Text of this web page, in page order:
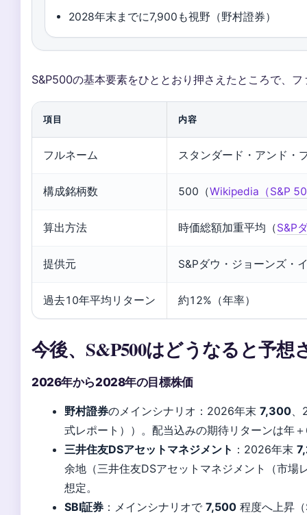
2028年末までに7,900も視野（野村證券）
S&P500の基本要素をひととおり押さえたところで、
項目 内容
フルネーム スタンダード・アンド・
構成銘柄数 500（Wikipedia（S&P
算出方法 時価総額加重平均（S&P
提供元 S&Pダウ・ジョーンズ・
過去10年平均リターン 約12%（年率）
今後、S&P500はどうなると予想
2026年から2028年の目標株価
野村證券のメインシナリオ：2026年末 7,300
式レポート））。配当込みの期待リターンは年
三井住友DSアセットマネジメント ：2026年末
余地（三井住友DSアセットマネジメント（市
想定。
SBI証券 ：メインシナリオで 7,500 程度へ上昇